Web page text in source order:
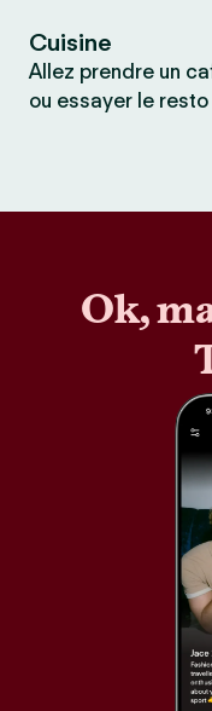
Cuisine
Allez prendre un
ou essayer le
Ok,